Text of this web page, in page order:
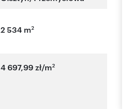
2 534 m2
4 697,99 zł/m2